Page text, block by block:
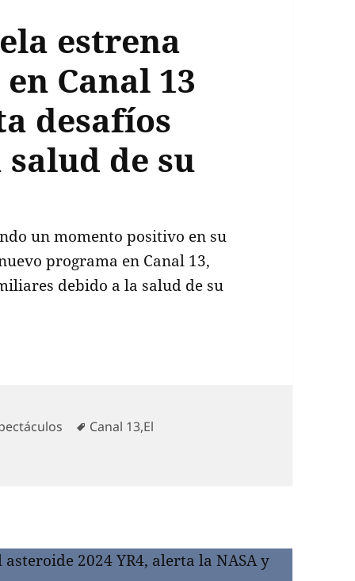
estrena
Canal 13
desafíos
de su
un momento positivo en su
programa en Canal 13,
debido a la salud de su
Viñuela estrena nuevo programa en Canal 13
Etiquetas
Canal 13,El